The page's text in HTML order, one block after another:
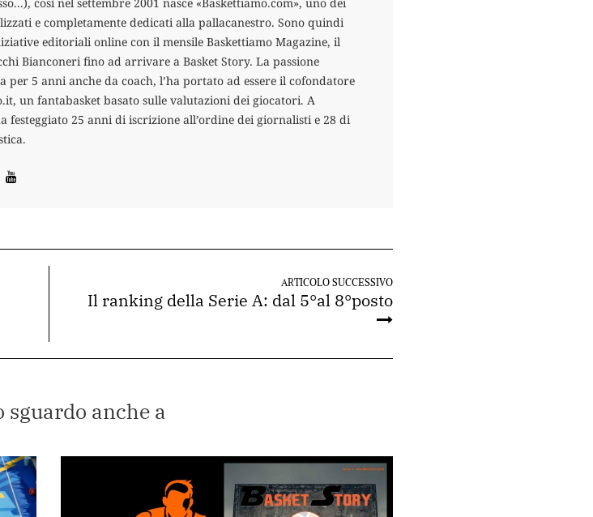
e completamente dedicati alla pallacanestro. Sono quindi
editoriali online con il mensile Baskettiamo Magazine, il
Bianconeri fino ad arrivare a Basket Story. La passione
per 5 anni anche da coach, l’ha portato ad essere il cofondatore
un fantabasket basato sulle valutazioni dei giocatori. A
festeggiato 25 anni di iscrizione all’ordine dei giornalisti e 28 di
ARTICOLO SUCCESSIVO
Il ranking della Serie A: dal 5°al 8°posto
sguardo anche a